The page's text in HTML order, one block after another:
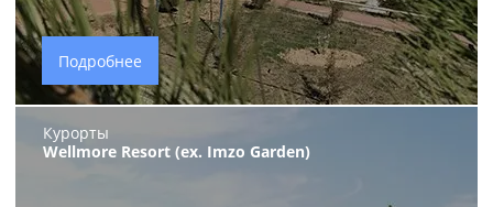
Подробнее
Курорты
Wellmore Resort (ex. Imzo Garden)